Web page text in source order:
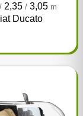
/ 2,35/ 3,05 m
Ducato